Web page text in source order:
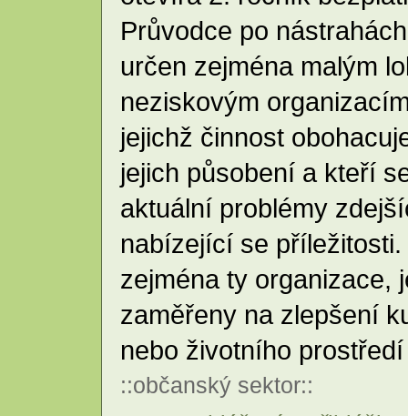
Průvodce po
určen zejména malým
neziskovým
jejichž činnost
jejich působení a kteří
aktuální problémy
nabízející se
zejména ty organizace,
zaměřeny na zlepšení
nebo životního
::občanský sektor::